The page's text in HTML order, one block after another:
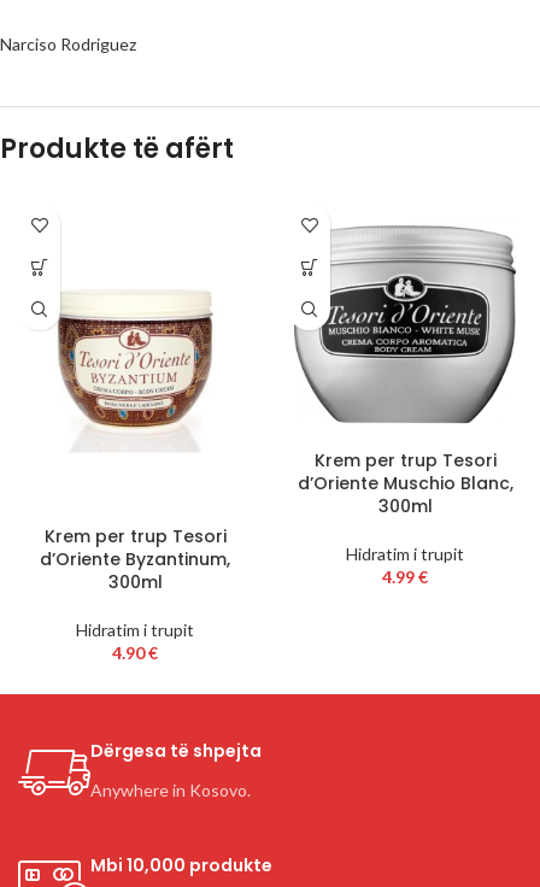
Narciso Rodriguez
Produkte të afërt
Krem per trup Tesori
d’Oriente Byzantinum,
300ml
Hidratim i trupit
4.90€
Krem per trup Tesori
d’Oriente Muschio Blanc,
300ml
Hidratim i trupit
4.99€
Dërgesa të shpejta
Anywhere in Kosovo.
Mbi 10,000 produkte